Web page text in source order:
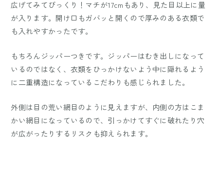
広げてみてびっくり！マチが17cmもあり、見た目以上に量
が入ります。開け口もガバッと開くので厚みのある衣類で
も入れやすかったです。
もちろんジッパーつきです。ジッパーはむき出しになって
いるのではなく、衣類をひっかけないよう中に隠れるよう
に二重構造になっているこだわりも感じられました。
外側は目の荒い網目のように見えますが、内側の方はこま
かい網目になっているので、引っかけてすぐに破れたり穴
が広がったりするリスクも抑えられます。